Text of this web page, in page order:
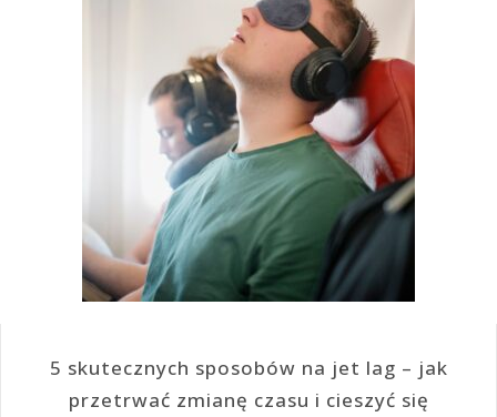
5 skutecznych sposobów na jet lag – jak
przetrwać zmianę czasu i cieszyć się